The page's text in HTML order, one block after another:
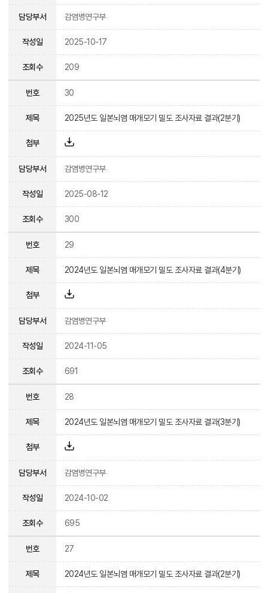
담당부서 감염병연구부
작성일 2025-10-17
조회수 209
번호 30
제목 2025년도 일본뇌염 매개모기 밀도 조사자료 결과(2분기)
첨부
담당부서 감염병연구부
작성일 2025-08-12
조회수 300
번호 29
제목 2024년도 일본뇌염 매개모기 밀도 조사자료 결과(4분기)
첨부
담당부서 감염병연구부
작성일 2024-11-05
조회수 691
번호 28
제목 2024년도 일본뇌염 매개모기 밀도 조사자료 결과(3분기)
첨부
담당부서 감염병연구부
작성일 2024-10-02
조회수 695
번호 27
제목 2024년도 일본뇌염 매개모기 밀도 조사자료 결과(2분기)